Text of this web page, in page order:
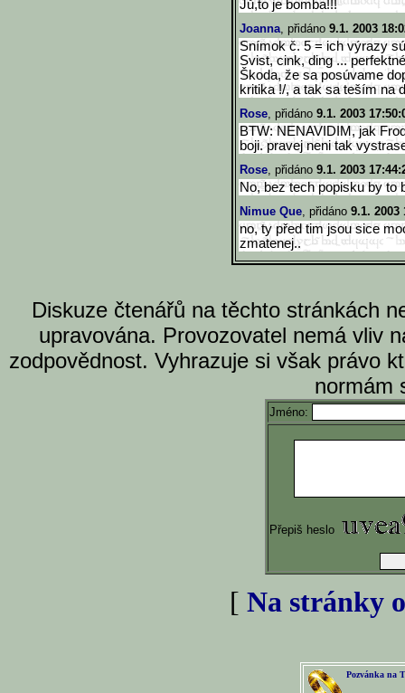
Jů,to je bomba!!!
Joanna, přidáno 9.1. 2003
Snímok č. 5 = ich výrazy
Svist, cink, ding ...
Škoda, že sa posúvame
kritika !/, a tak sa teším na
Rose, přidáno 9.1. 2003
BTW: NENAVIDIM, jak
boji. pravej neni tak
Rose, přidáno 9.1. 2003
No, bez tech popisku by to
Nimue Que, přidáno 9.1. 2003
no, ty před tim jsou sice
zmatenej..
Diskuze čtenářů na těchto stránkách
upravována. Provozovatel nemá vliv
zodpovědnost. Vyhrazuje si však právo
normám
Jméno:
Přepiš heslo
[ Na stránky
Pozvánka na